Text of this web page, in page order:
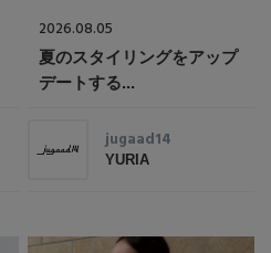
2026.08.05
夏のスタイリングをアップ
デートする...
jugaad14
YURIA